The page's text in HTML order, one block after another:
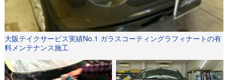
大阪テイクサービス実績No.1 ガラスコーティングラフィナートの有
料メンテナンス施工